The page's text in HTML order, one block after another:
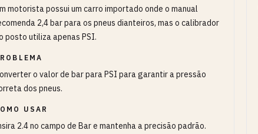
motorista possui um carro importado onde o manual
2,4 bar para os pneus dianteiros, mas o calibrador
posto utiliza apenas PSI.
o valor de bar para PSI para garantir a pressão
dos pneus.
USAR
2.4 no campo de Bar e mantenha a precisão padrão.